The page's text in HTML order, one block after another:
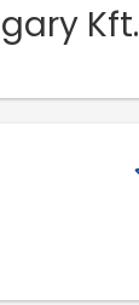
Kft.